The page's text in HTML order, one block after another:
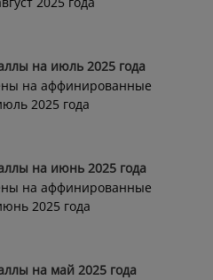
на июль 2025 года
на аффинированные
2025 года
на июнь 2025 года
на аффинированные
2025 года
на май 2025 года